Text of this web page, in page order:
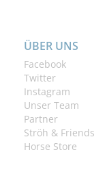
ÜBER UNS
Facebook
Twitter
Instagram
Unser Team
Partner
Ströh & Friends
Horse Store